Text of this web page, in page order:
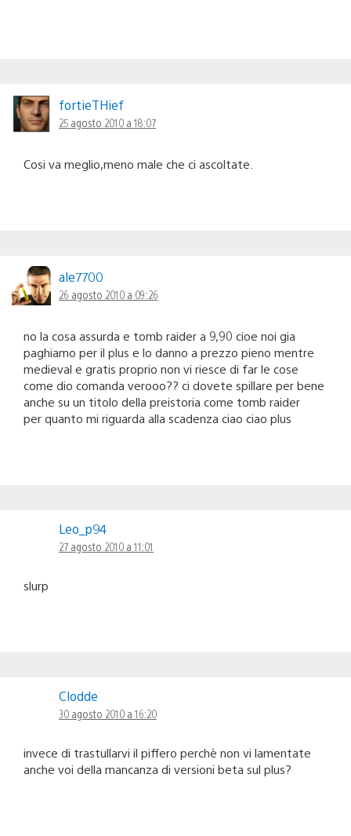
fortieTHief
25 agosto 2010 a 18:07
Cosi va meglio,meno male che ci ascoltate.
ale7700
26 agosto 2010 a 09:26
no la cosa assurda e tomb raider a 9,90 cioe noi gia
paghiamo per il plus e lo danno a prezzo pieno mentre
medieval e gratis proprio non vi riesce di far le cose
come dio comanda verooo?? ci dovete spillare per bene
anche su un titolo della preistoria come tomb raider
per quanto mi riguarda alla scadenza ciao ciao plus
Leo_p94
27 agosto 2010 a 11:01
slurp
Clodde
30 agosto 2010 a 16:20
invece di trastullarvi il piffero perchè non vi lamentate
anche voi della mancanza di versioni beta sul plus?